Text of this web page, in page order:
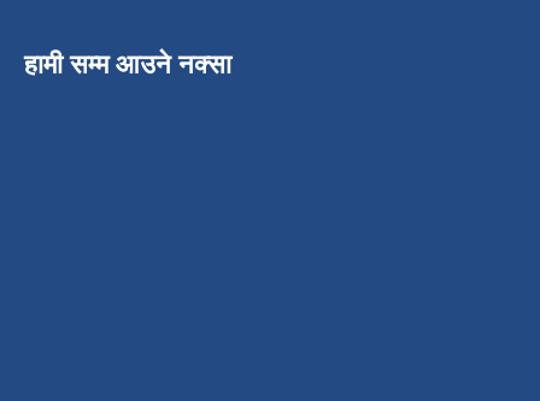
हामी सम्म आउने नक्सा